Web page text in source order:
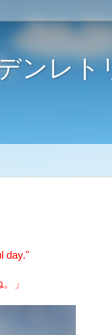
ンレ
day."
」